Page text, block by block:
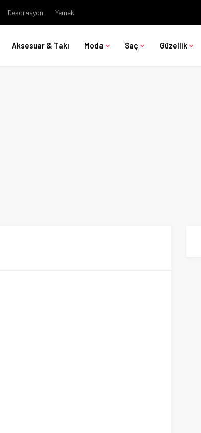
Dekorasyon Yemek
Aksesuar & Takı Moda Saç Güzellik